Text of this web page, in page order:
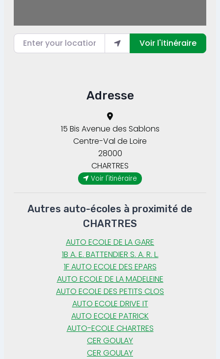
Enter your location
Voir l'itinéraire
Adresse
15 Bis Avenue des Sablons
CHARTRES
Centre-Val de Loire
28000
Voir l'itinéraire
Autres auto-écoles à proximité de
CHARTRES
AUTO ECOLE DE LA GARE
1B A. E. BATTENDIER S. A. R. L.
1F AUTO ECOLE DES EPARS
AUTO ECOLE DE LA MADELEINE
AUTO ECOLE DES PETITS CLOS
AUTO ECOLE DRIVE IT
AUTO ECOLE PATRICK
AUTO-ECOLE CHARTRES
CER GOULAY
CER GOULAY